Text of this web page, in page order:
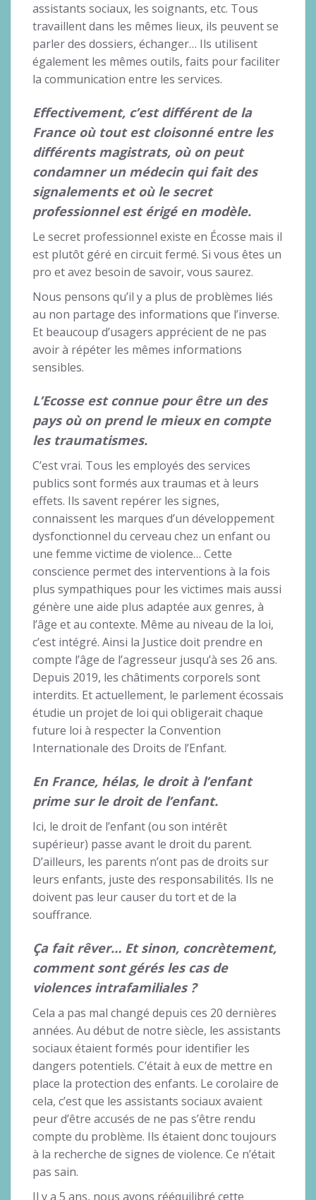
assistants sociaux, les soignants, etc. Tous
travaillent dans les mêmes lieux, ils peuvent se
parler des dossiers, échanger… Ils utilisent
également les mêmes outils, faits pour faciliter
la communication entre les services.
Effectivement, c’est différent de la
France où tout est cloisonné entre les
différents magistrats, où on peut
condamner un médecin qui fait des
signalements et où le secret
professionnel est érigé en modèle.
Le secret professionnel existe en Écosse mais il
est plutôt géré en circuit fermé. Si vous êtes un
pro et avez besoin de savoir, vous saurez.
Nous pensons qu’il y a plus de problèmes liés
au non partage des informations que l’inverse.
Et beaucoup d’usagers apprécient de ne pas
avoir à répéter les mêmes informations
sensibles.
L’Ecosse est connue pour être un des
pays où on prend le mieux en compte
les traumatismes.
C’est vrai. Tous les employés des services
publics sont formés aux traumas et à leurs
effets. Ils savent repérer les signes,
connaissent les marques d’un développement
dysfonctionnel du cerveau chez un enfant ou
une femme victime de violence… Cette
conscience permet des interventions à la fois
plus sympathiques pour les victimes mais aussi
génère une aide plus adaptée aux genres, à
l’âge et au contexte. Même au niveau de la loi,
c’est intégré. Ainsi la Justice doit prendre en
compte l’âge de l’agresseur jusqu’à ses 26 ans.
Depuis 2019, les châtiments corporels sont
interdits. Et actuellement, le parlement écossais
étudie un projet de loi qui obligerait chaque
future loi à respecter la Convention
Internationale des Droits de l’Enfant.
En France, hélas, le droit à l’enfant
prime sur le droit de l’enfant.
Ici, le droit de l’enfant (ou son intérêt
supérieur) passe avant le droit du parent.
D’ailleurs, les parents n’ont pas de droits sur
leurs enfants, juste des responsabilités. Ils ne
doivent pas leur causer du tort et de la
souffrance.
Ça fait rêver… Et sinon, concrètement,
comment sont gérés les cas de
violences intrafamiliales ?
Cela a pas mal changé depuis ces 20 dernières
années. Au début de notre siècle, les assistants
sociaux étaient formés pour identifier les
dangers potentiels. C’était à eux de mettre en
place la protection des enfants. Le corolaire de
cela, c’est que les assistants sociaux avaient
peur d’être accusés de ne pas s’être rendu
compte du problème. Ils étaient donc toujours
à la recherche de signes de violence. Ce n’était
pas sain.
Il y a 5 ans, nous avons rééquilibré cette